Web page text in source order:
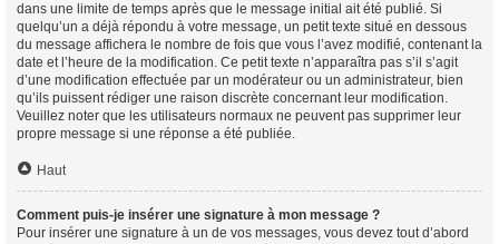
dans une limite de temps après que le message initial ait été publié. Si
quelqu’un a déjà répondu à votre message, un petit texte situé en dessous
du message affichera le nombre de fois que vous l’avez modifié, contenant la
date et l’heure de la modification. Ce petit texte n’apparaîtra pas s’il s’agit
d’une modification effectuée par un modérateur ou un administrateur, bien
qu’ils puissent rédiger une raison discrète concernant leur modification.
Veuillez noter que les utilisateurs normaux ne peuvent pas supprimer leur
propre message si une réponse a été publiée.
Haut
Comment puis-je insérer une signature à mon message ?
Pour insérer une signature à un de vos messages, vous devez tout d’abord